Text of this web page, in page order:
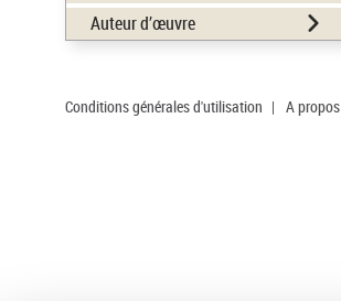
Auteur d’œuvre
Conditions générales d'utilisation | A propos